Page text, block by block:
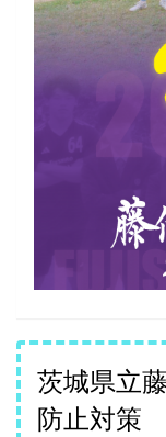
茨城県立
防止対策